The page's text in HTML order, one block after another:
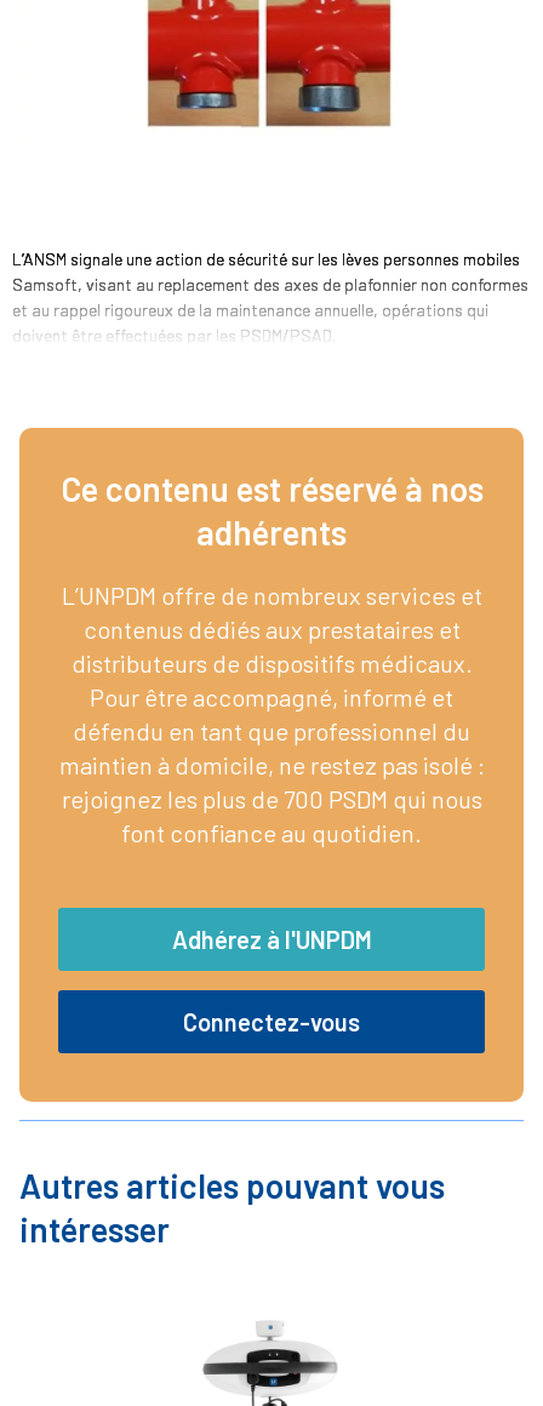
L’ANSM signale une action de sécurité sur les lèves personnes mobiles
Samsoft, visant au replacement des axes de plafonnier non conformes
et au rappel rigoureux de la maintenance annuelle, opérations qui
doivent être effectuées par les PSDM/PSAD.
Ce contenu est réservé à nos
adhérents​
L’UNPDM offre de nombreux services et
contenus dédiés aux prestataires et
distributeurs de dispositifs médicaux.
Pour être accompagné, informé et
défendu en tant que professionnel du
maintien à domicile, ne restez pas isolé :
rejoignez les plus de 700 PSDM qui nous
font confiance au quotidien.
Adhérez à l'UNPDM
Connectez-vous
Autres articles pouvant vous
intéresser